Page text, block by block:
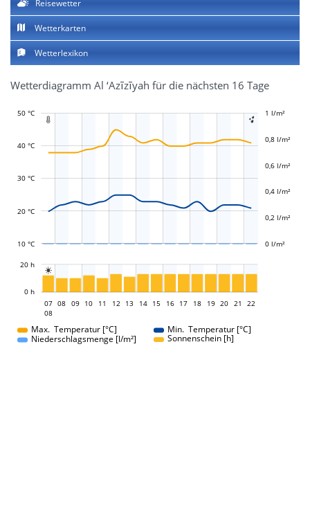
Reisewetter
Wetterkarten
Wetterlexikon
Wetterdiagramm Al ‘Azīzīyah für die nächsten 16 Tage
 
10 °C
20 °C
30 °C
40 °C
50 °C -0,4 l/m²
-0,2 l/m²
0 l/m²
0,2 l/m²
0,4 l/m²
0,6 l/m²
0,8 l/m²
1 l/m²
1,2 l/m²

0 h
20 h
07
07
08
08 09 10 11 12 13 14 15 16 17 18 19 20 21 22
Max. Temperatur [°C]
Min. Temperatur [°C]
Niederschlagsmenge [l/m²]
Sonnenschein [h]